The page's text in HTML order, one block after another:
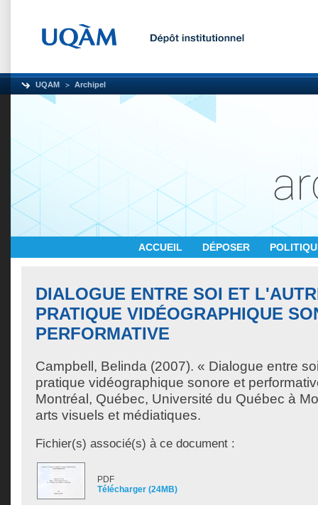
UQAM Archipel
ACCUEIL DÉPOSER
DIALOGUE ENTRE SOI ET
PRATIQUE VIDÉOGRAPHIQUE
PERFORMATIVE
Campbell, Belinda (2007). « Dialogue entre
pratique vidéographique sonore et
Montréal, Québec, Université du Québec à
arts visuels et médiatiques.
Fichier(s) associé(s) à ce document :
PDF
Télécharger (24MB)